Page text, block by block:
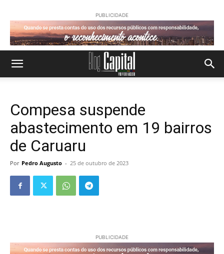
PUBLICIDADE
Compesa suspende
abastecimento em 19 bairros
de Caruaru
Por Pedro Augusto - 25 de outubro de 2023
PUBLICIDADE